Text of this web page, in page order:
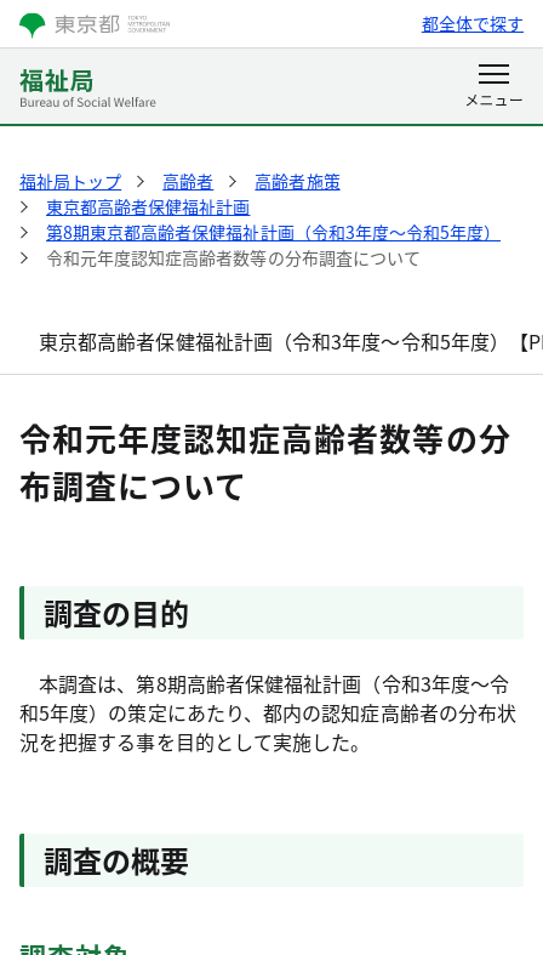
都全体で探す
福祉局トップ 高齢者
高齢者施策
東京都高齢者保健福祉計画
第8期東京都高齢者保健福祉計画（令和3年度～令和5年度）
令和元年度認知症高齢者数等の分布調査について
東京都高齢者保健福祉計画（令和3年度～令和5年度）【
令和元年度認知症高齢者数等の分
布調査について
調査の目的
本調査は、第8期高齢者保健福祉計画（令和3年度～令
和5年度）の策定にあたり、都内の認知症高齢者の分布状
況を把握する事を目的として実施した。
調査の概要